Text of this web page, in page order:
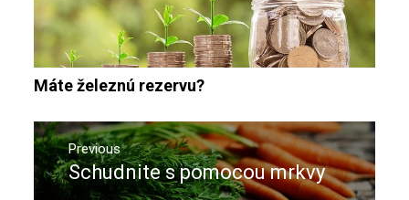
Máte železnú rezervu?
Navigace
pro
příspěvek
Previous
Previous
post:
Schudnite s pomocou mrkvy